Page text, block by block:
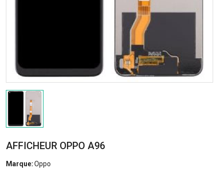
AFFICHEUR OPPO A96
Marque:Oppo